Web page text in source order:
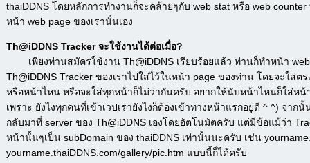
thaiDDNS โดยหลักการทำงานก็จะคล้ายๆกับ web stat หรือ web
หน้า web page ของเรานั่นเอง
Th@iDDNS Tracker จะใช้งานได้ต่อเมื่อ?
เพียงท่านสมัครใช้งาน Th@iDDNS เรียบร้อยแล้ว ท่านก็ทำหน้า
Th@iDDNS Tracker ของเราไปใส่ไว้ในหน้า page ของท่าน โดยจะใส่ต
หรือหน้าไหน หรือจะใส่ทุกหน้าก็ไม่ว่ากันครับ อยากให้นับหน้าไหนก็ใส่ห
เพราะ ยังไงทุกคนที่เข้าเวปเรายังไงก็ต้องเข้าทางหน้าแรกอยู่ดี ^ ^) จาก
กลับมาที่ server ของ Th@iDDNS เองโดยอัตโนมัตครับ แต่มีข้อแม้ว่า
หน้านั้นๆเป็น subDomain ของ thaiDDNS เท่านั้นนะครับ เช่น
yourname.thaiDDNS.com/gallery/pic.htm แบบนี้ก็ได้ครับ